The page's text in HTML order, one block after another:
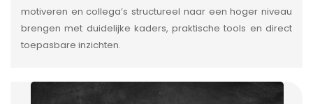
motiveren en collega’s structureel naar een hoger niveau
brengen met duidelijke kaders, praktische tools en direct
toepasbare inzichten.